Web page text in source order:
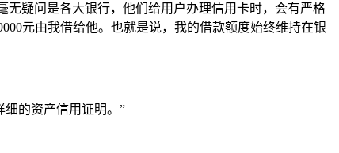
疑问是各大银行，他们给用户办理信用卡时，会有严格
元由我借给他。也就是说，我的借款额度始终维持在银
细的资产信用证明。”